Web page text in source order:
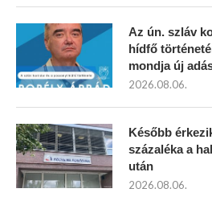
Az ún. szláv
hídfő
mondja új
2026.08.06.
Később
százaléka a
után
2026.08.06.